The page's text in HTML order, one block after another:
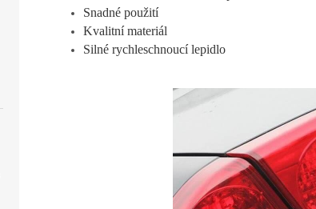
Snadné použití
Kvalitní materiál
Silné rychleschnoucí lepidlo